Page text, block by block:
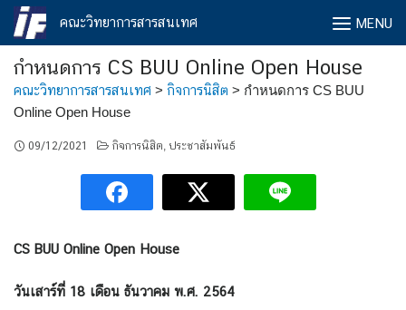
Skip
คณะวิทยาการสารสนเทศ MENU
กำหนดการ CS BUU Online Open House
คณะวิทยาการสารสนเทศ > กิจการนิสิต > กำหนดการ CS BUU
Online Open House
09/12/2021 กิจการนิสิต, ประชาสัมพันธ์
CS BUU Online Open House
วันเสาร์ที่ 18 เดือน ธันวาคม พ.ศ. 2564